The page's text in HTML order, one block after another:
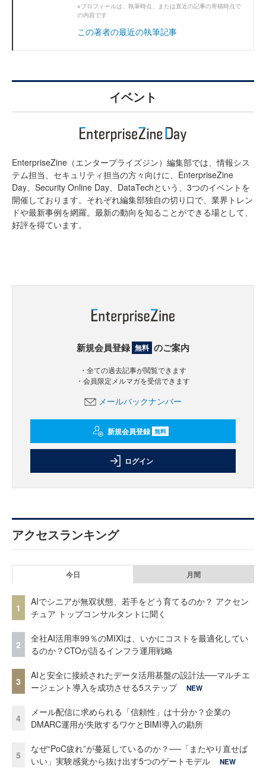
※プロフィールは、執筆時点、または直近の記事の寄稿時点で
の内容です
この著者の最近の執筆記事
イベント
EnterpriseZine（エンタープライズジン）編集部では、情報シス
テム担当、セキュリティ担当の方々向けに、EnterpriseZine
Day、Security Online Day、DataTechという、3つのイベントを
開催しております。それぞれ編集部独自の切り口で、業界トレン
ドや最新事例を網羅。最新の動向を知ることができる場として、
好評を得ています。
新規会員登録 無料 のご案内
・全ての過去記事が閲覧できます
・会員限定メルマガを受信できます
メールバックナンバー
新規会員登録 無料
ログイン
アクセスランキング
今日 月間
1
AIでシニアが無双状態、若手をどう育てるのか？ アクセン
チュア トップコンサルタントに聞く
2
全社AI活用率99％のMIXIは、いかにコストを最適化してい
るのか？CTOが語るインフラ運用戦略
3
AIと安全に接続されたデータ活用基盤の設計法──マルチエ
ージェント導入を成功させる5ステップ
NEW
4
メール配信に求められる「信頼性」は十分か？企業の
DMARC運用が失敗するワケとBIMI導入の勘所
5
なぜ“PoC疲れ”が蔓延しているのか？──「またやり直せば
いい」実験感覚から抜け出す5つのゲートモデル
NEW